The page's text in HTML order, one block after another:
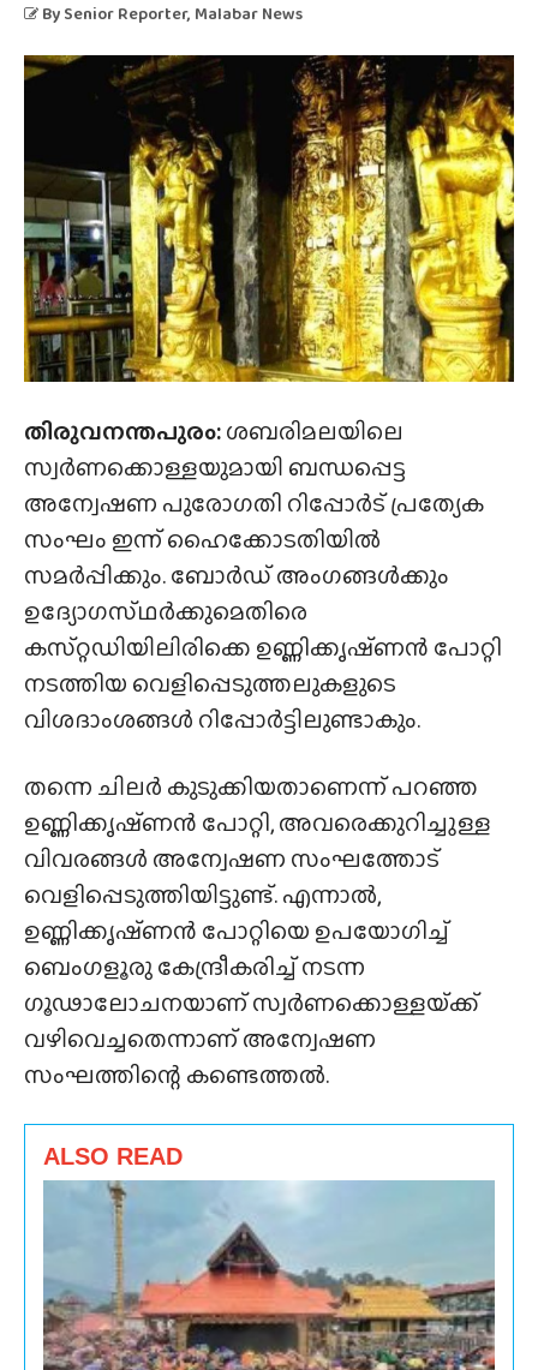
By Senior Reporter, Malabar News
തിരുവനന്തപുരം:ശബരിമലയിലെ
സ്വർണക്കൊള്ളയുമായി ബന്ധപ്പെട്ട
അന്വേഷണ പുരോഗതി റിപ്പോർട് പ്രത്യേക
സംഘം ഇന്ന് ഹൈക്കോടതിയിൽ
സമർപ്പിക്കും. ബോർഡ് അംഗങ്ങൾക്കും
ഉദ്യോഗസ്‌ഥർക്കുമെതിരെ
കസ്‌റ്റഡിയിലിരിക്കെ ഉണ്ണിക്കൃഷ്‌ണൻ പോറ്റി
നടത്തിയ വെളിപ്പെടുത്തലുകളുടെ
വിശദാംശങ്ങൾ റിപ്പോർട്ടിലുണ്ടാകും.
തന്നെ ചിലർ കുടുക്കിയതാണെന്ന് പറഞ്ഞ
ഉണ്ണിക്കൃഷ്‌ണൻ പോറ്റി, അവരെക്കുറിച്ചുള്ള
വിവരങ്ങൾ അന്വേഷണ സംഘത്തോട്
വെളിപ്പെടുത്തിയിട്ടുണ്ട്. എന്നാൽ,
ഉണ്ണിക്കൃഷ്‌ണൻ പോറ്റിയെ ഉപയോഗിച്ച്
ബെംഗളൂരു കേന്ദ്രീകരിച്ച് നടന്ന
ഗൂഢാലോചനയാണ് സ്വർണക്കൊള്ളയ്‌ക്ക്
വഴിവെച്ചതെന്നാണ് അന്വേഷണ
സംഘത്തിന്റെ കണ്ടെത്തൽ.
ALSO READ